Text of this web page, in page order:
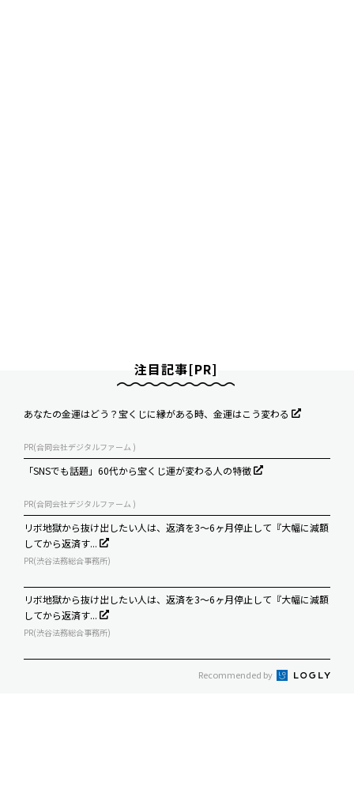
注目記事[PR]
あなたの金運はどう？宝くじに縁がある時、金運はこう変わる
PR(合同会社デジタルファーム )
「SNSでも話題」60代から宝くじ運が変わる人の特徴
PR(合同会社デジタルファーム )
リボ地獄から抜け出したい人は、返済を3～6ヶ月停止して『大幅に減額
してから返済す...
PR(渋谷法務総合事務所)
リボ地獄から抜け出したい人は、返済を3～6ヶ月停止して『大幅に減額
してから返済す...
PR(渋谷法務総合事務所)
Recommended by